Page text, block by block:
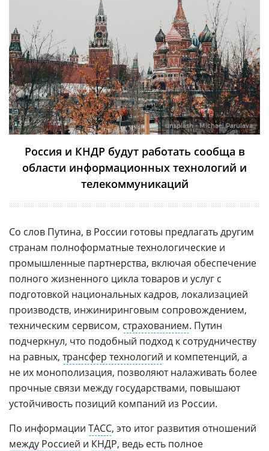
unsplash - Michael Parulava
Россия и КНДР будут работать сообща в
области информационных технологий и
телекоммуникаций
Со слов Путина, в России готовы предлагать другим
странам полноформатные технологические и
промышленные партнерства, включая обеспечение
полного жизненного цикла товаров и услуг с
подготовкой национальных кадров, локализацией
производств, инжиниринговым сопровождением,
техническим сервисом, страхованием. Путин
подчеркнул, что подобный подход к сотрудничеству
на равных, трансфер технологий и компетенций, а
не их монополизация, позволяют налаживать более
прочные связи между государствами, повышают
устойчивость позиций компаний из России.
По информации ТАСС, это итог развития отношений
между Россией и КНДР, ведь есть полное